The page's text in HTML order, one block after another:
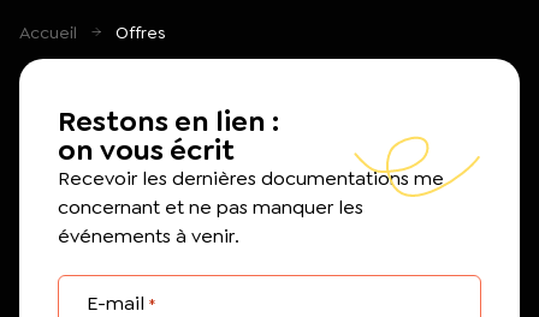
Accueil Offres
Restons en lien :
on vous écrit
Recevoir les dernières documentations me
concernant et ne pas manquer les
événements à venir.
E-mail *